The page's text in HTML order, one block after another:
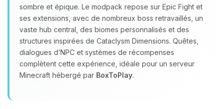
sombre et épique. Le modpack repose sur Epic Fight et
ses extensions, avec de nombreux boss retravaillés, un
vaste hub central, des biomes personnalisés et des
structures inspirées de Cataclysm Dimensions. Quêtes,
dialogues d’NPC et systèmes de récompenses
complètent cette expérience, idéale pour un serveur
Minecraft hébergé par BoxToPlay.